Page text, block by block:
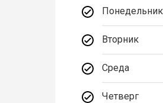
Понедельник
Вторник
Среда
Четверг